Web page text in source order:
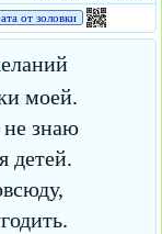
от золовки
моей.
не знаю
детей.